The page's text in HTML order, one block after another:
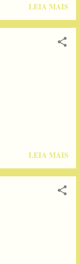
LEIA MAIS
LEIA MAIS